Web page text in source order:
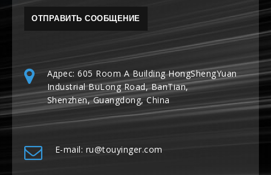
Адрес: 605 Room A Building HongShengYuan
Industrial BuLong Road, BanTian,
Shenzhen, Guangdong, China
E-mail: ru@touyinger.com